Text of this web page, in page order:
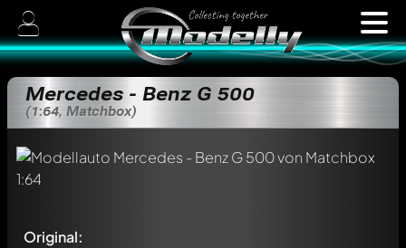
Mercedes - Benz G 500
(1:64, Matchbox)
Original: